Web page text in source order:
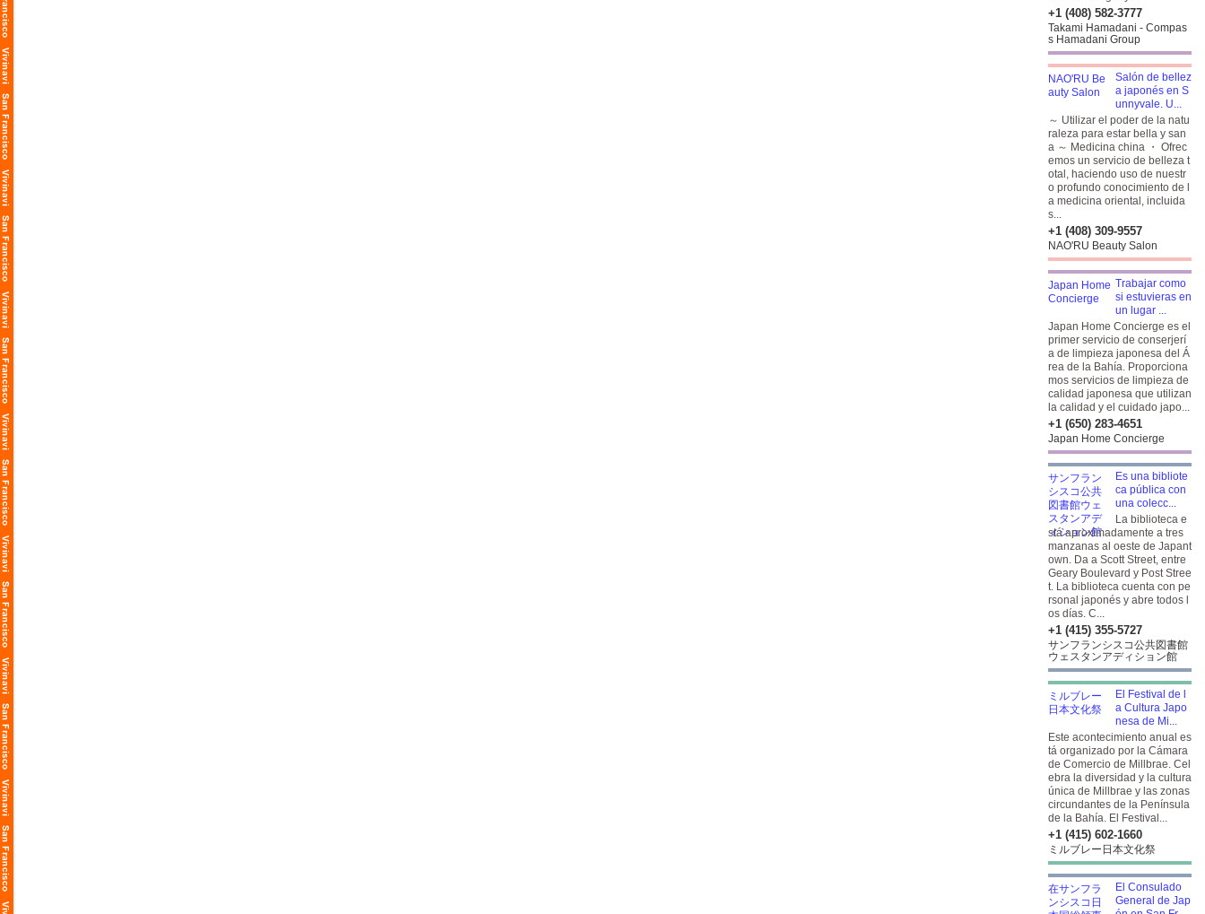
+1 (408) 582-3777
Takami Hamadani - Compas
s Hamadani Group
Salón de bellez
a japonés en S
unnyvale. U...
～ Utilizar el poder de la natu
raleza para estar bella y san
a ～ Medicina china ・ Ofrec
emos un servicio de belleza t
otal, haciendo uso de nuestr
o profundo conocimiento de l
a medicina oriental, incluida
s...
+1 (408) 309-9557
NAO'RU Beauty Salon
Trabajar como
si estuvieras en
un lugar ...
Japan Home Concierge es el
primer servicio de conserjerí
a de limpieza japonesa del Á
rea de la Bahía. Proporciona
mos servicios de limpieza de
calidad japonesa que utilizan
la calidad y el cuidado japo...
+1 (650) 283-4651
Japan Home Concierge
Es una bibliote
ca pública con
una colecc...
La biblioteca e
stá aproximadamente a tres
manzanas al oeste de Japant
own. Da a Scott Street, entre
Geary Boulevard y Post Stree
t. La biblioteca cuenta con pe
rsonal japonés y abre todos l
os días. C...
+1 (415) 355-5727
サンフランシスコ公共図書館
ウェスタンアディション館
El Festival de l
a Cultura Japo
nesa de Mi...
Este acontecimiento anual es
tá organizado por la Cámara
de Comercio de Millbrae. Cel
ebra la diversidad y la cultura
única de Millbrae y las zonas
circundantes de la Península
de la Bahía. El Festival...
+1 (415) 602-1660
ミルブレー日本文化祭
El Consulado
General de Jap